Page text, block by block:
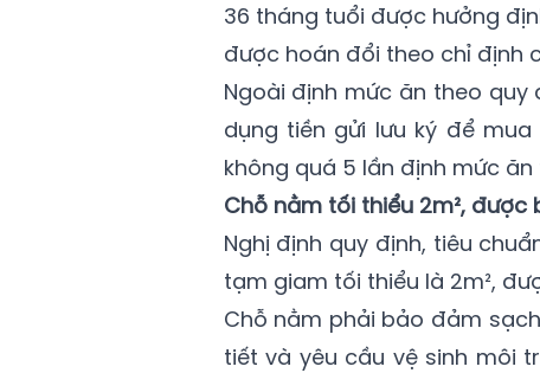
36 tháng tuổi được hưởng
được hoán đổi theo chỉ định
Ngoài định mức ăn theo
dụng tiền gửi lưu ký để
không quá 5 lần định mức
Chỗ nằm tối thiểu 2m²,
Nghị định quy định, tiêu
tạm giam tối thiểu là 2m²,
Chỗ nằm phải bảo đảm
tiết và yêu cầu vệ sinh môi